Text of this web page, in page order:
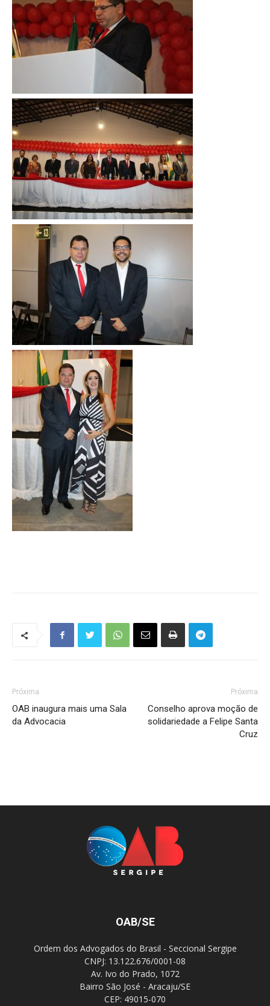
Próxima
OAB inaugura mais uma Sala
da Advocacia
Próxima
Conselho aprova moção de
solidariedade a Felipe Santa
Cruz
OAB/SE
Ordem dos Advogados do Brasil - Seccional Sergipe
CNPJ: 13.122.676/0001-08
Av. Ivo do Prado, 1072
Bairro São José - Aracaju/SE
CEP: 49015-070